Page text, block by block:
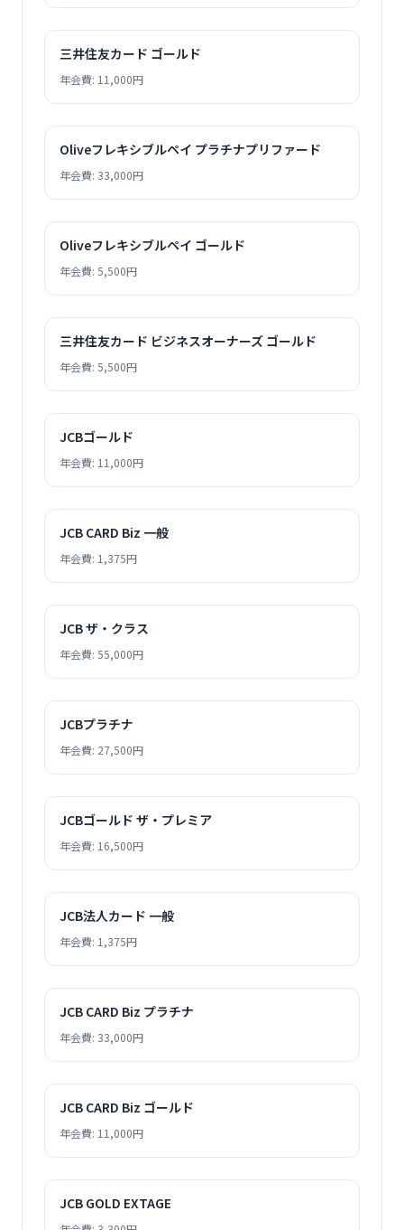
三井住友カード ゴールド
年会費: 11,000円
Oliveフレキシブルペイ プラチナプリファード
年会費: 33,000円
Oliveフレキシブルペイ ゴールド
年会費: 5,500円
三井住友カード ビジネスオーナーズ ゴールド
年会費: 5,500円
JCBゴールド
年会費: 11,000円
JCB CARD Biz 一般
年会費: 1,375円
JCB ザ・クラス
年会費: 55,000円
JCBプラチナ
年会費: 27,500円
JCBゴールド ザ・プレミア
年会費: 16,500円
JCB法人カード 一般
年会費: 1,375円
JCB CARD Biz プラチナ
年会費: 33,000円
JCB CARD Biz ゴールド
年会費: 11,000円
JCB GOLD EXTAGE